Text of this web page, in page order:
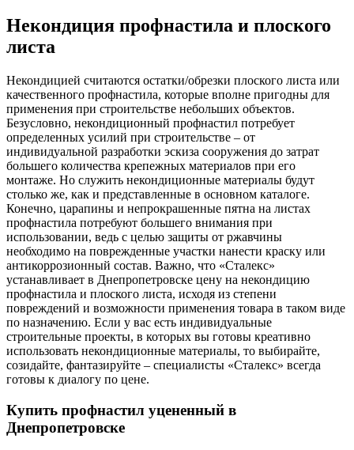
Некондиция профнастила и плоского
листа
Некондицией считаются остатки/обрезки плоского листа или
качественного профнастила, которые вполне пригодны для
применения при строительстве небольших объектов.
Безусловно, некондиционный профнастил потребует
определенных усилий при строительстве – от
индивидуальной разработки эскиза сооружения до затрат
большего количества крепежных материалов при его
монтаже. Но служить некондиционные материалы будут
столько же, как и представленные в основном каталоге.
Конечно, царапины и непрокрашенные пятна на листах
профнастила потребуют большего внимания при
использовании, ведь с целью защиты от ржавчины
необходимо на поврежденные участки нанести краску или
антикоррозионный состав. Важно, что «Сталекс»
устанавливает в Днепропетровске цену на некондицию
профнастила и плоского листа, исходя из степени
повреждений и возможности применения товара в таком виде
по назначению. Если у вас есть индивидуальные
строительные проекты, в которых вы готовы креативно
использовать некондиционные материалы, то выбирайте,
созидайте, фантазируйте – специалисты «Сталекс» всегда
готовы к диалогу по цене.
Купить профнастил уцененный в
Днепропетровске